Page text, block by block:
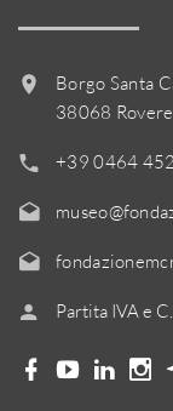
Borgo Santa
38068
+39 0464
Partita IVA e